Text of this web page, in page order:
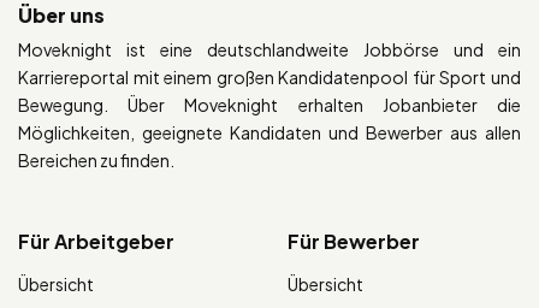
Über uns
Moveknight ist eine deutschlandweite Jobbörse und ein
Karriereportal mit einem großen Kandidatenpool für Sport und
Bewegung. Über Moveknight erhalten Jobanbieter die
Möglichkeiten, geeignete Kandidaten und Bewerber aus allen
Bereichen zu finden.
Für Arbeitgeber
Übersicht
Für Bewerber
Übersicht